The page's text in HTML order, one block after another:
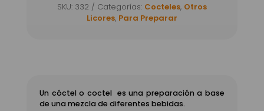
SKU: 332 Categorías: Cocteles, Otros
Licores, Para Preparar
Un cóctel o coctel ​ es una preparación a base
de una mezcla de diferentes bebidas.